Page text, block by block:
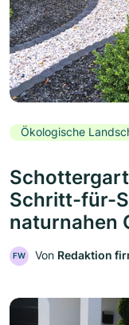
Ökologische
Schritt-für-
naturnahen
FW Von Redaktion